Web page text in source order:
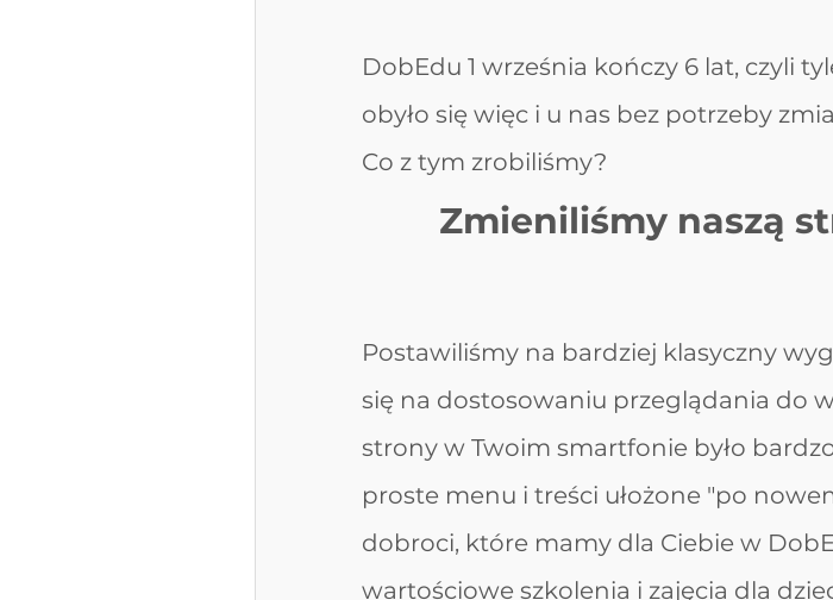
DobEdu 1 września kończy 6 lat, czyli
obyło się więc i u nas bez potrzeby
Co z tym zrobiliśmy?
Zmieniliśmy naszą
Postawiliśmy na bardziej klasyczny
się na dostosowaniu przeglądania do
strony w Twoim smartfonie było
proste menu i treści ułożone "po
dobroci, które mamy dla Ciebie w
wartościowe szkolenia i zajęcia dla